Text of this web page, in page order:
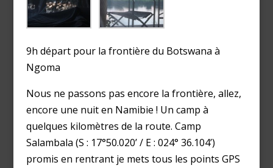
9h départ pour la frontière du Botswana à
Ngoma
Nous ne passons pas encore la frontière, allez,
encore une nuit en Namibie ! Un camp à
quelques kilomètres de la route. Camp
Salambala (S : 17°50.020’ / E : 024° 36.104’)
promis en rentrant je mets tous les points GPS